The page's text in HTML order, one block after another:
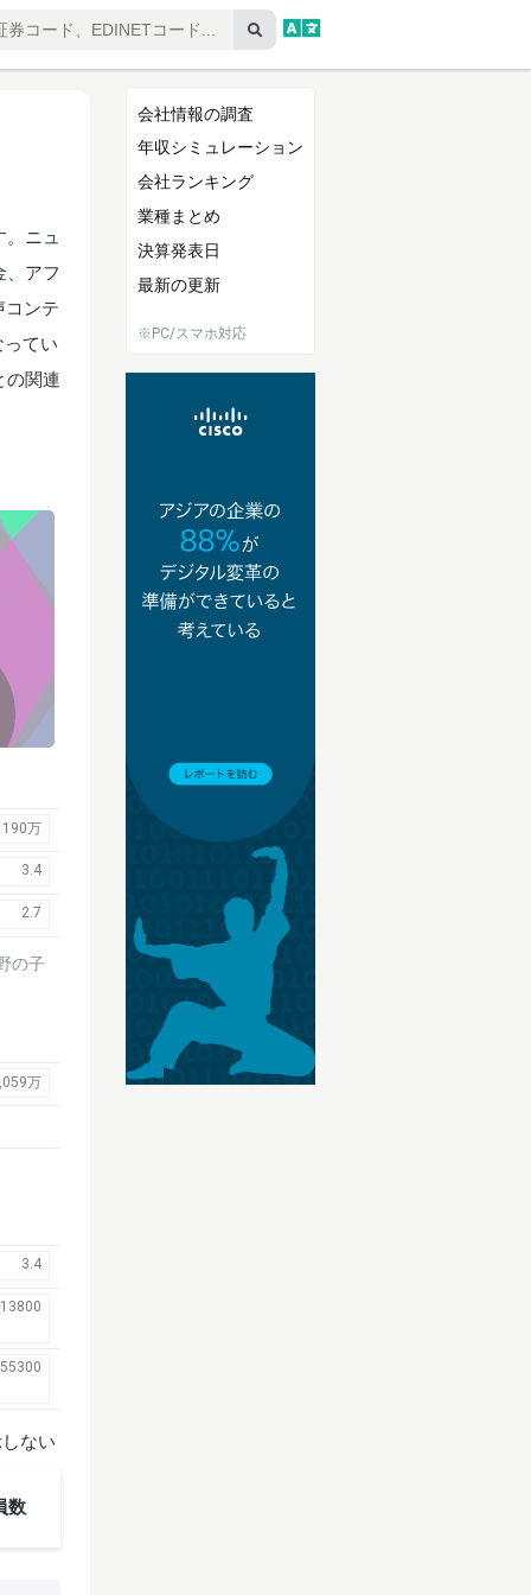
。ニュ
、アフ
コンテ
てい
の関連
190万
3.4
2.7
の子
万
3.4
ない
数
会社情報の調査
年収シミュレーション
会社ランキング
業種まとめ
決算発表日
最新の更新
※PC/スマホ対応